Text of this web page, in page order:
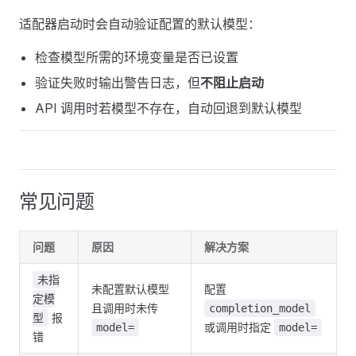
适配器启动时会自动验证配置的默认模型：
检查模型所需的环境变量是否已设置
验证失败时输出警告日志，但不阻止启动
API 调用时若模型不存在，自动回退到默认模型
常见问题
问题 原因 解决方案
未指
定模
型
报
错
未配置默认模型
且调用时未传
model=
配置
completion_model
或调用时指定 model=